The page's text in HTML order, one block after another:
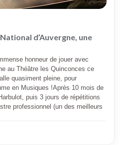
d’Auvergne, une
honneur de jouer avec
au Théâtre les Quinconces ce
quasiment pleine, pour
en Musiques !Après 10 mois de
puis 3 jours de répétitions
professionnel (un des meilleurs